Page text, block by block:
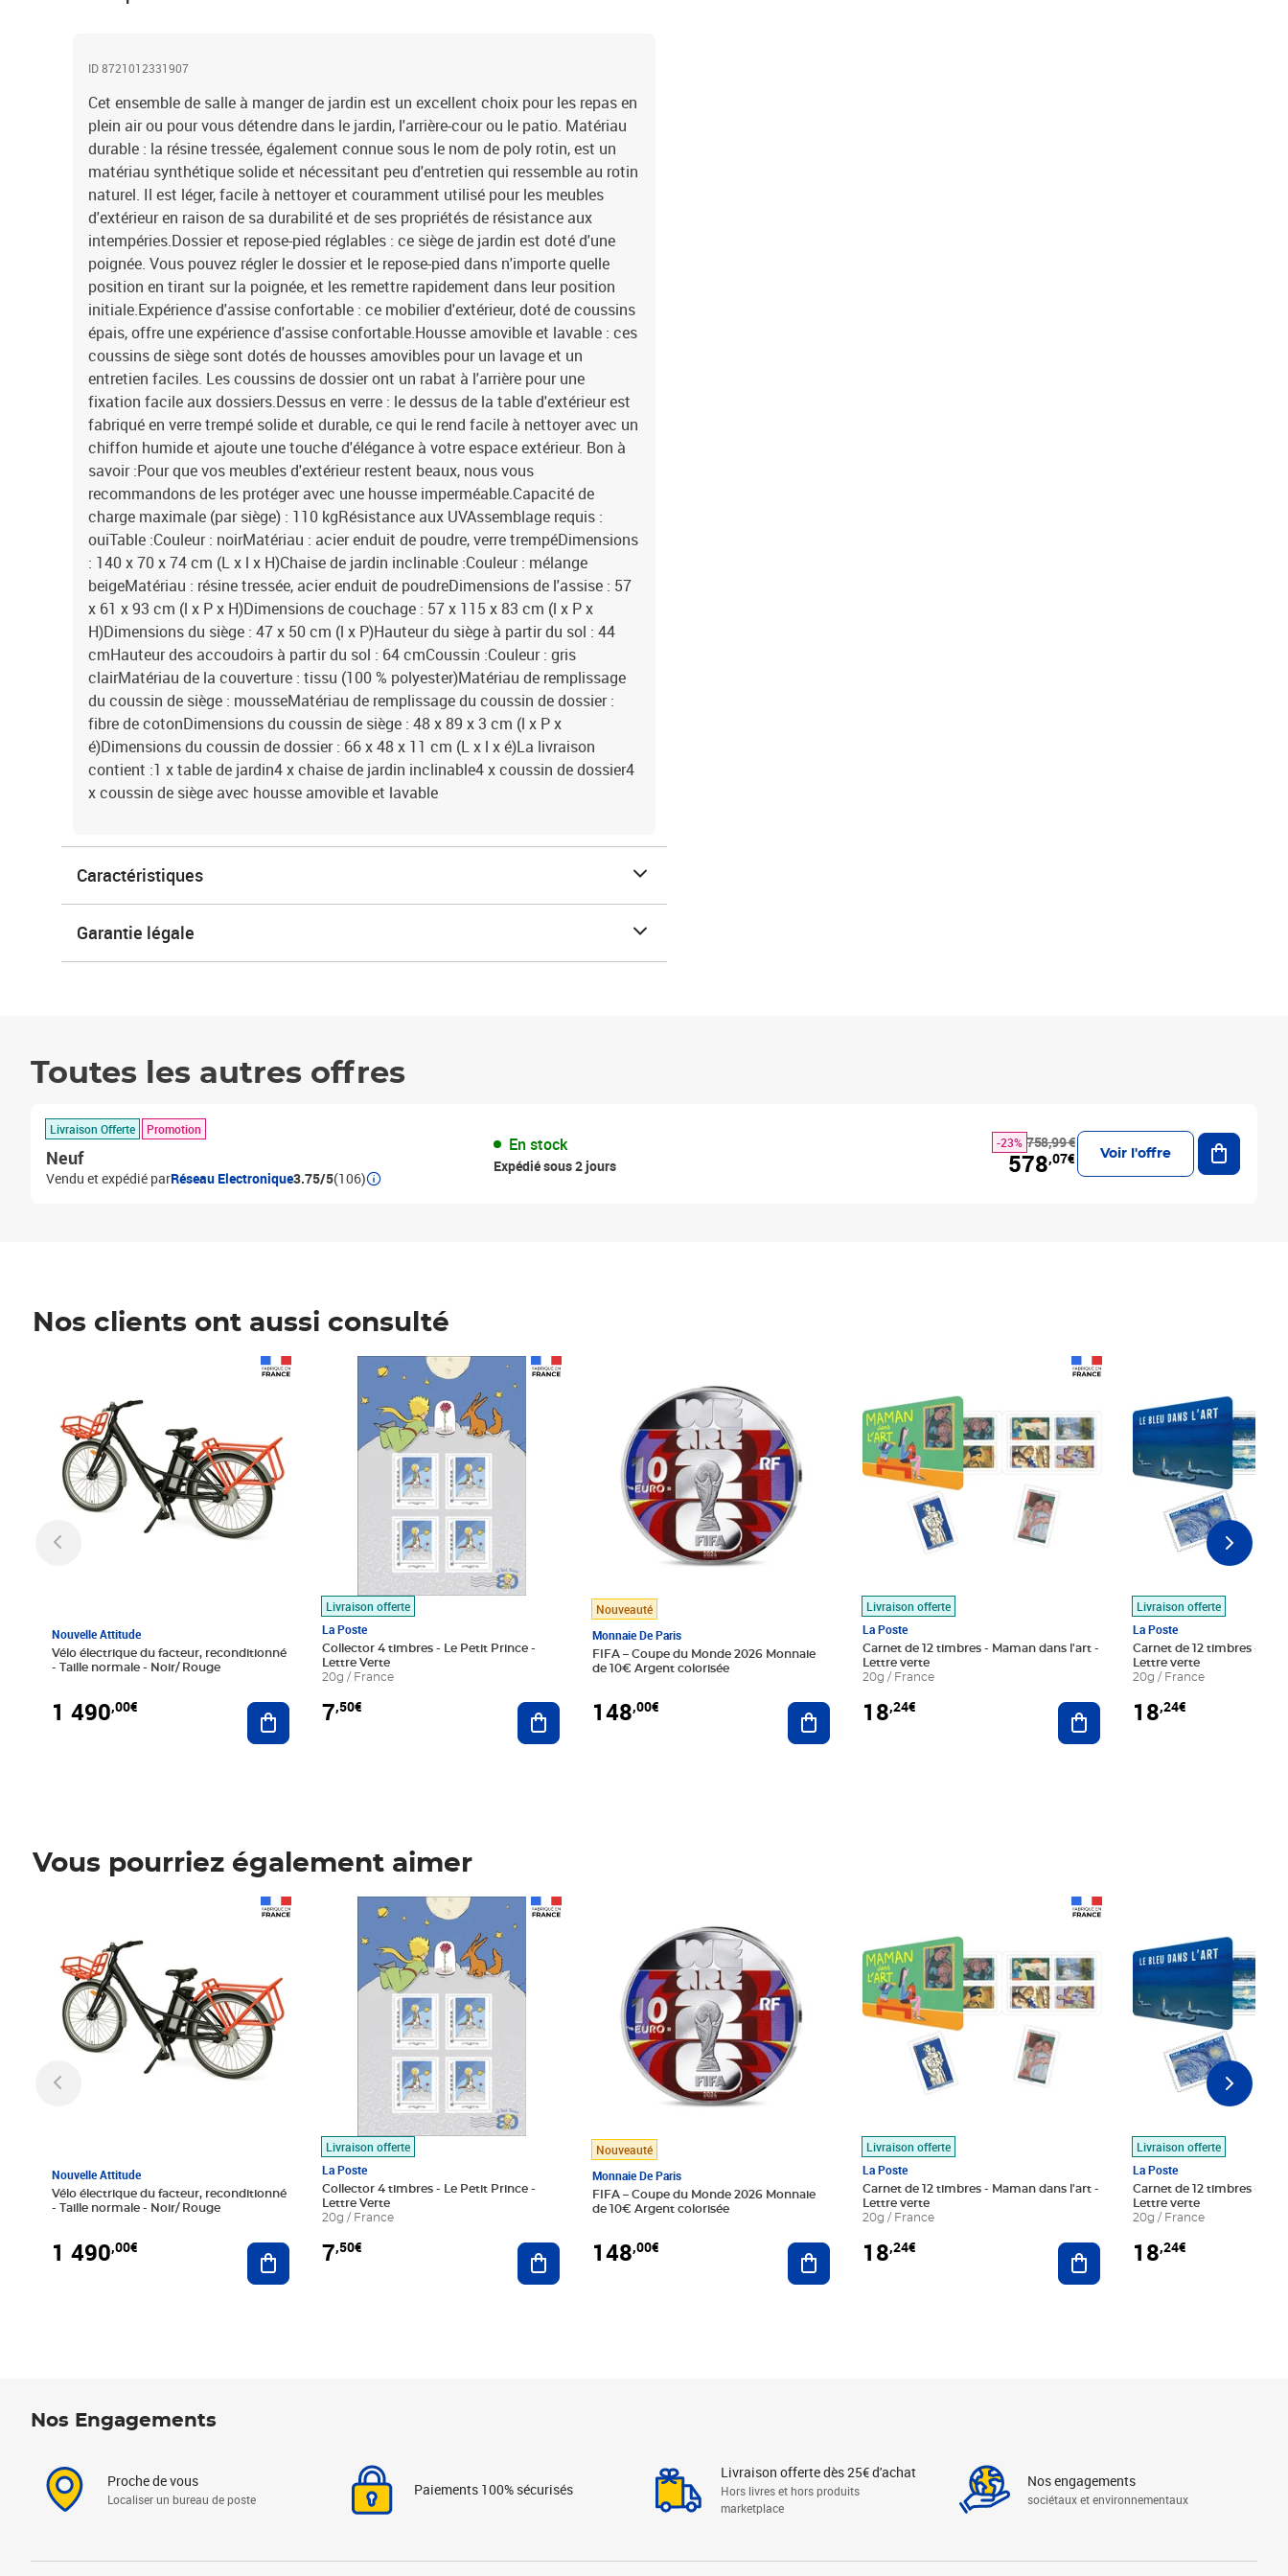
ID 8721012331907
Cet ensemble de salle à manger de jardin est un excellent choix pour les repas en
plein air ou pour vous détendre dans le jardin, l'arrière-cour ou le patio. Matériau
durable : la résine tressée, également connue sous le nom de poly rotin, est un
matériau synthétique solide et nécessitant peu d'entretien qui ressemble au rotin
naturel. Il est léger, facile à nettoyer et couramment utilisé pour les meubles
d'extérieur en raison de sa durabilité et de ses propriétés de résistance aux
intempéries.Dossier et repose-pied réglables : ce siège de jardin est doté d'une
poignée. Vous pouvez régler le dossier et le repose-pied dans n'importe quelle
position en tirant sur la poignée, et les remettre rapidement dans leur position
initiale.Expérience d'assise confortable : ce mobilier d'extérieur, doté de coussins
épais, offre une expérience d'assise confortable.Housse amovible et lavable : ces
coussins de siège sont dotés de housses amovibles pour un lavage et un
entretien faciles. Les coussins de dossier ont un rabat à l'arrière pour une
fixation facile aux dossiers.Dessus en verre : le dessus de la table d'extérieur est
fabriqué en verre trempé solide et durable, ce qui le rend facile à nettoyer avec un
chiffon humide et ajoute une touche d'élégance à votre espace extérieur. Bon à
savoir :Pour que vos meubles d'extérieur restent beaux, nous vous
recommandons de les protéger avec une housse imperméable.Capacité de
charge maximale (par siège) : 110 kgRésistance aux UVAssemblage requis :
ouiTable :Couleur : noirMatériau : acier enduit de poudre, verre trempéDimensions
: 140 x 70 x 74 cm (L x l x H)Chaise de jardin inclinable :Couleur : mélange
beigeMatériau : résine tressée, acier enduit de poudreDimensions de l'assise : 57
x 61 x 93 cm (l x P x H)Dimensions de couchage : 57 x 115 x 83 cm (l x P x
H)Dimensions du siège : 47 x 50 cm (l x P)Hauteur du siège à partir du sol : 44
cmHauteur des accoudoirs à partir du sol : 64 cmCoussin :Couleur : gris
clairMatériau de la couverture : tissu (100 % polyester)Matériau de remplissage
du coussin de siège : mousseMatériau de remplissage du coussin de dossier :
fibre de cotonDimensions du coussin de siège : 48 x 89 x 3 cm (l x P x
é)Dimensions du coussin de dossier : 66 x 48 x 11 cm (L x l x é)La livraison
contient :1 x table de jardin4 x chaise de jardin inclinable4 x coussin de dossier4
x coussin de siège avec housse amovible et lavable
Caractéristiques
Garantie légale
Toutes les autres offres
Livraison Offerte Promotion
Neuf
Vendu et expédié parRéseau Electronique3.75/5(106)
En stock
Expédié sous 2 jours
758,99 €
-23%
578,07€ Voir l'offre
Ajouter
Nos clients ont aussi consulté
Nouvelle Attitude
Vélo électrique du facteur, reconditionné
- Taille normale - Noir/ Rouge
1 490,00€ Ajouter au panier
Livraison offerte
La Poste
Collector 4 timbres - Le Petit Prince -
Lettre Verte
20g / France
7,50€
Prix 7,50€
Ajouter au panier
Nouveauté
Monnaie De Paris
FIFA – Coupe du Monde 2026 Monnaie
de 10€ Argent colorisée
148,00€ Ajouter au panier
Livraison offerte
La Poste
Carnet de 12 timbres - Maman dans l'art -
Lettre verte
20g / France
18,24€ Ajouter au panier
Livraison offerte
La Poste
Carnet de 12 timbres - Le
Lettre verte
20g / France
18,24€
Vous pourriez également aimer
Nouvelle Attitude
Vélo électrique du facteur, reconditionné
- Taille normale - Noir/ Rouge
1 490,00€ Ajouter au panier
Livraison offerte
La Poste
Collector 4 timbres - Le Petit Prince -
Lettre Verte
20g / France
7,50€
Prix 7,50€
Ajouter au panier
Nouveauté
Monnaie De Paris
FIFA – Coupe du Monde 2026 Monnaie
de 10€ Argent colorisée
148,00€ Ajouter au panier
Livraison offerte
La Poste
Carnet de 12 timbres - Maman dans l'art -
Lettre verte
20g / France
18,24€ Ajouter au panier
Livraison offerte
La Poste
Carnet de 12 timbres - Le
Lettre verte
20g / France
18,24€
Nos Engagements
Proche de vous
Localiser un bureau de poste
Paiements 100% sécurisés
Livraison offerte dès 25€ d'achat
Hors livres et hors produits
marketplace
Nos engagements
sociétaux et environnementaux